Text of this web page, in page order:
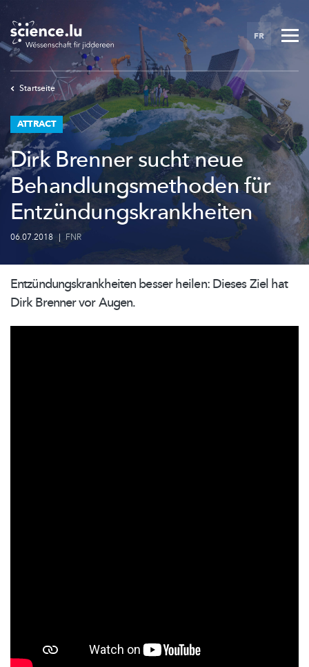
Skip
main
content
FR
Startseite
ATTRACT
Dirk Brenner sucht neue
Behandlungsmethoden für
Entzündungskrankheiten
06.07.2018 | FNR
Entzündungskrankheiten besser heilen: Dieses Ziel hat
Dirk Brenner vor Augen.